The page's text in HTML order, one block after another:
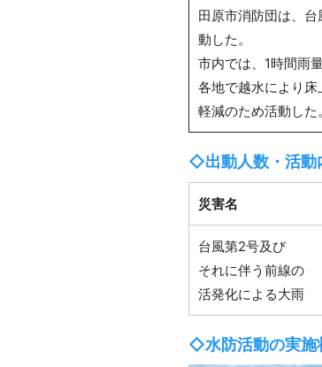
田原市消防団は、
動した。
市内では、1時間雨
各地で越水により
軽減のため活動した。
◇出動人数・活動
災害名
台風第2号及び
それに伴う前線の
活発化による大雨
◇水防活動の実施